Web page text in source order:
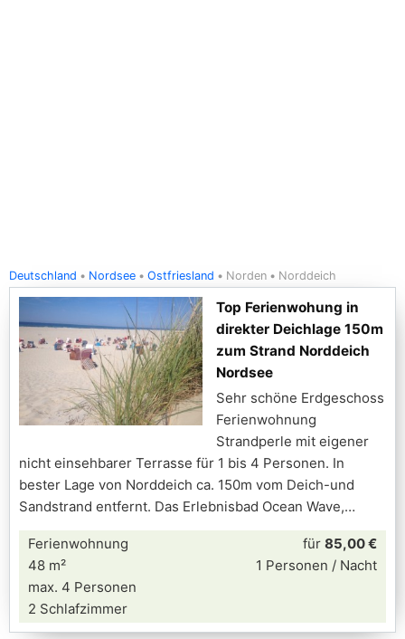
Deutschland Nordsee Ostfriesland Norden Norddeich
Top Ferienwohung in
direkter Deichlage 150m
zum Strand Norddeich
Nordsee
Sehr schöne Erdgeschoss
Ferienwohnung
Strandperle mit eigener
nicht einsehbarer Terrasse für 1 bis 4 Personen. In
bester Lage von Norddeich ca. 150m vom Deich-und
Sandstrand entfernt. Das Erlebnisbad Ocean Wave,
Ferienwohnung
48 m²
max. 4 Personen
2 Schlafzimmer
für 85,00 €
1 Personen / Nacht